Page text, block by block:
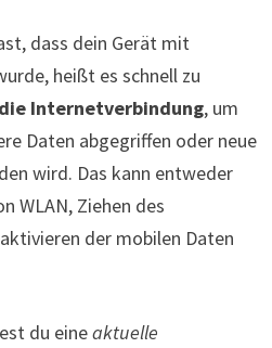
dass dein Gerät mit
heißt es schnell zu
Internetverbindung, um
Daten abgegriffen oder neue
wird. Das kann entweder
WLAN, Ziehen des
der mobilen Daten
du eineaktuelle